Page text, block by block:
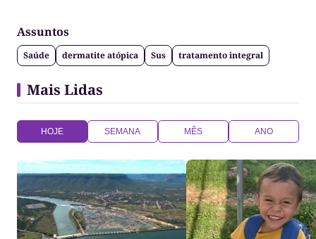
Assuntos
Saúde dermatite atópica Sus tratamento integral
Mais Lidas
HOJE SEMANA MÊS ANO